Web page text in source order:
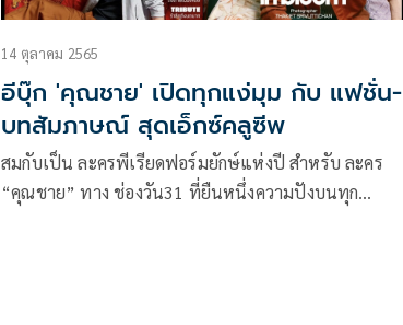
14 ตุลาคม 2565
อีบุ๊ก 'คุณชาย' เปิดทุกแง่มุม กับ แฟชั่น-
บทสัมภาษณ์ สุดเอ็กซ์คลูซีพ
สมกับเป็น ละครพีเรียดฟอร์มยักษ์แห่งปี สำหรับ ละคร
“คุณชาย” ทาง ช่องวัน31 ที่ยืนหนึ่งความปังบนทุก